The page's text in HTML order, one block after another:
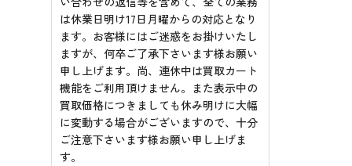
は休業日明け17日月曜からの対応となり
ます。お客様にはご迷惑をお掛けいたし
ますが、何卒ご了承下さいます様お願い
申し上げます。尚、連休中は買取カート
機能をご利用頂けません。また表示中の
買取価格につきましても休み明けに大幅
に変動する場合がございますので、十分
ご注意下さいます様お願い申し上げま
す。